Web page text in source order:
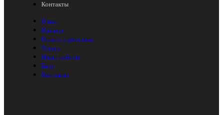
Контакты
О нас
Каталог
Оплата и доставка
Услуги
Наши работы
Блог
Контакты